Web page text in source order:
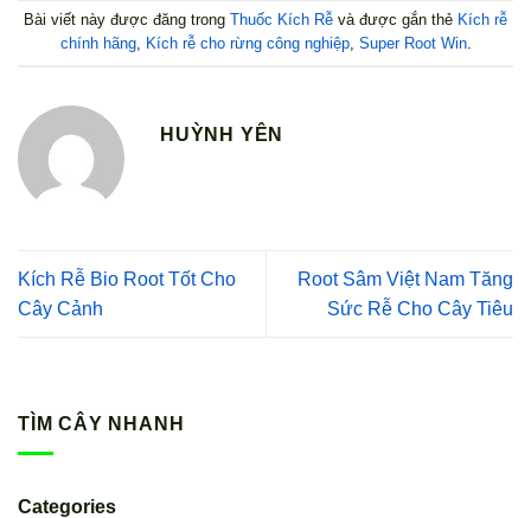
Bài viết này được đăng trong Thuốc Kích Rễ và được gắn thẻ Kích rễ
chính hãng, Kích rễ cho rừng công nghiệp, Super Root Win.
HUỲNH YÊN
Kích Rễ Bio Root Tốt Cho
Cây Cảnh
Root Sâm Việt Nam Tăng
Sức Rễ Cho Cây Tiêu
TÌM CÂY NHANH
Categories